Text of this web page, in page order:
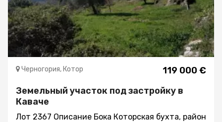
119 000 €
Черногория, Котор
Земельный участок под застройку в
Каваче
Лот 2367 Описание Бока Которская бухта, район